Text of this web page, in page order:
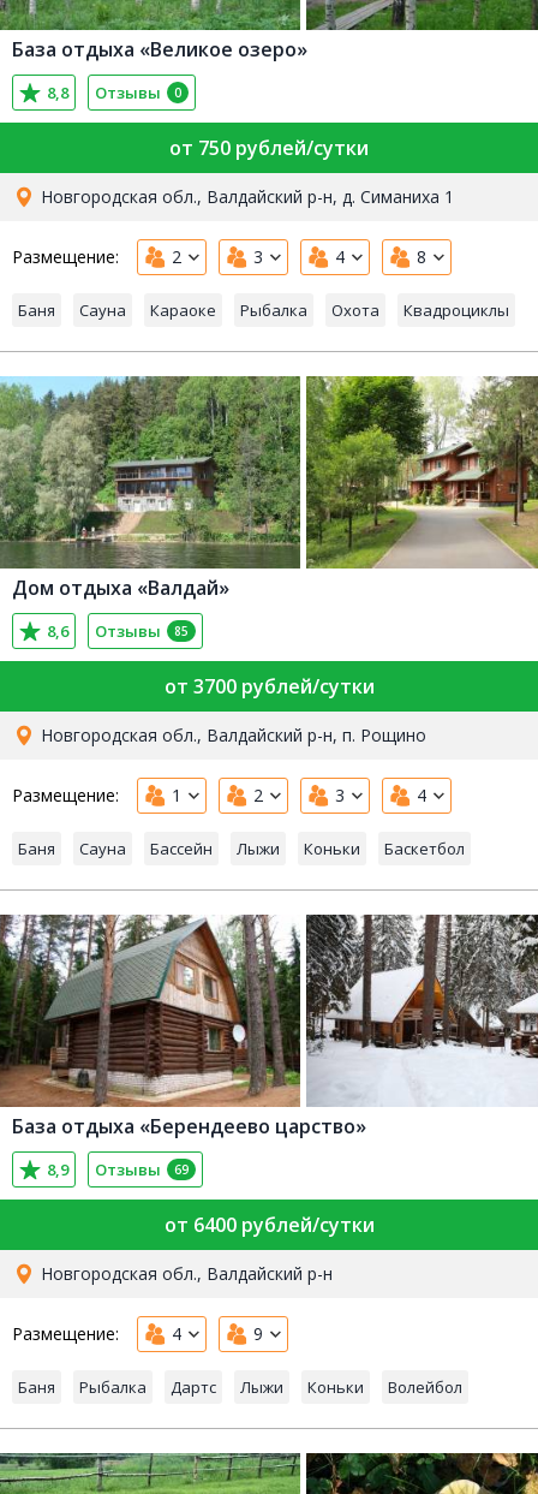
База отдыха «Великое озеро»
8,8 Отзывы 0
от 750 рублей/сутки
Новгородская обл., Валдайский р-н, д. Симаниха 1
Размещение: 2 3 4 8
Баня Сауна Караоке Рыбалка Охота Квадроциклы
Дом отдыха «Валдай»
8,6 Отзывы 85
от 3700 рублей/сутки
Новгородская обл., Валдайский р-н, п. Рощино
Размещение: 1 2 3 4
Баня Сауна Бассейн Лыжи Коньки Баскетбол
База отдыха «Берендеево царство»
8,9 Отзывы 69
от 6400 рублей/сутки
Новгородская обл., Валдайский р-н
Размещение: 4 9
Баня Рыбалка Дартс Лыжи Коньки Волейбол